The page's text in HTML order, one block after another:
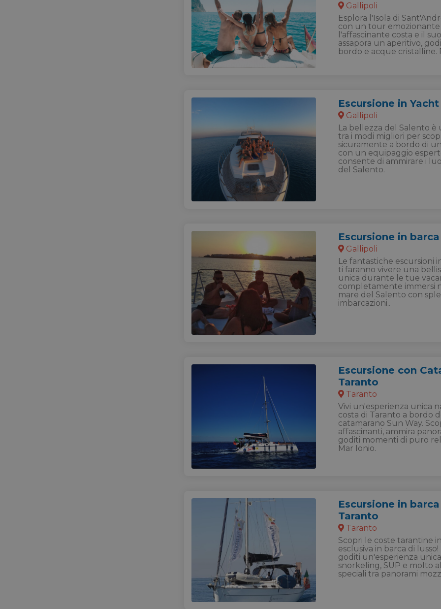
Gallipoli
Esplora l'Isola di
con un tour emozionante
l'affascinante costa e il
assapora un aperitivo,
bordo e acque cristalline.
Escursione in
Gallipoli
La bellezza del Salento è
tra i modi migliori per
sicuramente a bordo di
con un equipaggio
consente di ammirare i
del Salento.
Escursione in
Gallipoli
Le fantastiche escursioni
ti faranno vivere una
unica durante le tue
completamente immersi
mare del Salento con
imbarcazioni..
Escursione con
Taranto
Taranto
Vivi un'esperienza unica
costa di Taranto a bordo
catamarano Sun Way.
affascinanti, ammira
goditi momenti di puro
Mar Ionio.
Escursione in
Taranto
Taranto
Scopri le coste tarantine
esclusiva in barca di
goditi un'esperienza
snorkeling, SUP e molto
speciali tra panorami